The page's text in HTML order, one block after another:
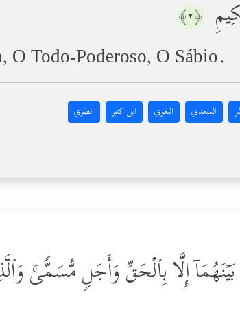
﴿٢﴾
Todo-Poderoso, O Sábio.
السعدي البغوي ابن كثير الطبري
إِلَّا بِٱلۡحَقِّ وَأَجَلࣲ مُّسَمࣰّىۚ